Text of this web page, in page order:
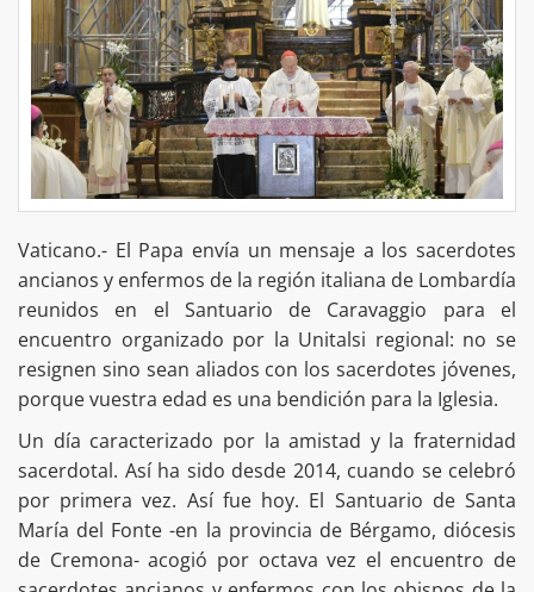
Vaticano.- El Papa envía un mensaje a los sacerdotes
ancianos y enfermos de la región italiana de Lombardía
reunidos en el Santuario de Caravaggio para el
encuentro organizado por la Unitalsi regional: no se
resignen sino sean aliados con los sacerdotes jóvenes,
porque vuestra edad es una bendición para la Iglesia.
Un día caracterizado por la amistad y la fraternidad
sacerdotal. Así ha sido desde 2014, cuando se celebró
por primera vez. Así fue hoy. El Santuario de Santa
María del Fonte -en la provincia de Bérgamo, diócesis
de Cremona- acogió por octava vez el encuentro de